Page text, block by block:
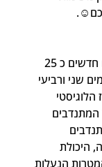
שני ורביעי
המתנדבים
היכולת
הנעלות